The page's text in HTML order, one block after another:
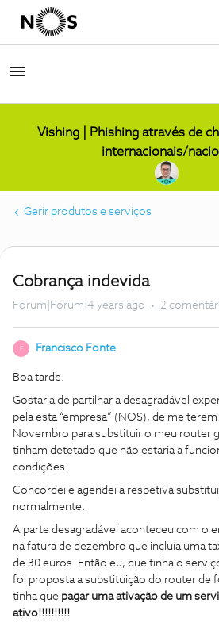
Vishing | Phishing através de
internacionais/
Gerir produtos e serviços
Cobrança indevida
Forum|Forum|4 years ago 2
F Francisco Fonte
Boa tarde.
Gostaria de partilhar a desagradável
pela esta “empresa” (NOS), de me
Novembro para substituir o meu router
tinham detetado que não estaria a
condições.
Concordei e agendei a respetiva
normalmente.
A parte desagradável aconteceu com o
na fatura de dezembro que incluía uma
de 30 euros. Então eu, que tinha o
foi proposta a substituição do router de
tinha que pagar uma ativação de um
ativo!!!!!!!!!!